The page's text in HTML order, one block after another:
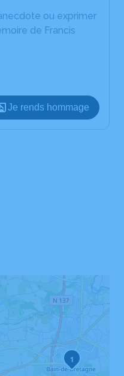
ou exprimer
de Francis
Je rends hommage
1